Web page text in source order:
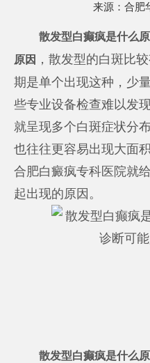
来源： 合肥
散发型白癫疯是什么
原因
，散发型的白斑比
期是单个出现这种，少
些专业设备检查难以发
就呈现多个白斑症状分
也往往更容易出现大面
合肥白癜疯专科医院就
起出现的原因。
散发型白癫疯是什么